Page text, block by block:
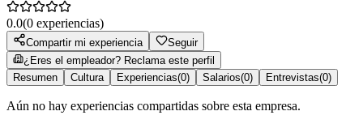
0.0(0 experiencias)
Compartir mi experiencia
Seguir
¿Eres el empleador? Reclama este perfil
Resumen
Cultura Experiencias(0) Salarios(0) Entrevistas(0)
Aún no hay experiencias compartidas sobre esta empresa.